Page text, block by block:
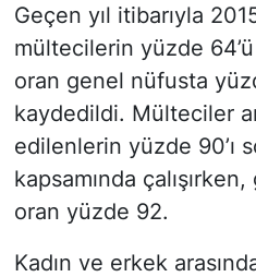
Geçen yıl itibarıyla
mültecilerin yüzde
oran genel nüfusta
kaydedildi. Mülteciler
edilenlerin yüzde 90’ı
kapsamında
oran yüzde 92.
Kadın ve erkek